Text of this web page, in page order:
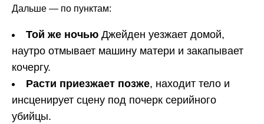
Дальше — по пунктам:
Той же ночью Джейден уезжает домой,
наутро отмывает машину матери и закапывает
кочергу.
Расти приезжает позже, находит тело и
инсценирует сцену под почерк серийного
убийцы.